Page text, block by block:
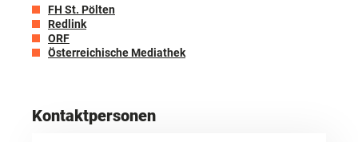
FH St. Pölten
Redlink
ORF
Österreichische Mediathek
Kontaktpersonen